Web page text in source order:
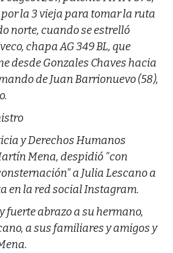
la 3 vieja para tomar la ruta
norte, cuando se estrelló
chapa AG 349 BL, que
desde Gonzales Chaves hacia
de Juan Barrionuevo (58),
y Derechos Humanos
Mena, despidió "con
a Julia Lescano a
en la red social Instagram.
fuerte abrazo a su hermano,
a sus familiares y amigos y